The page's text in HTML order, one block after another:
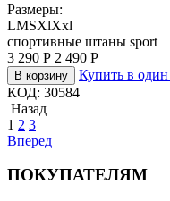
Размеры:
LMSXlXxl
спортивные штаны sport
3 290 Р 2 490 Р
В корзину
Купить в
КОД: 30584
Назад
1 2 3
Вперед
ПОКУПАТЕЛЯМ